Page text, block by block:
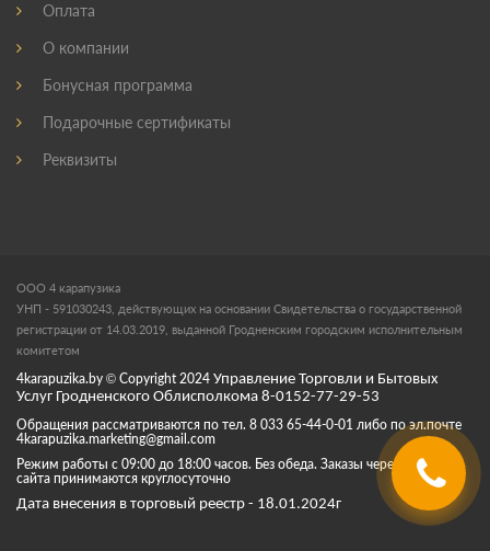
Оплата
О компании
Бонусная программа
Подарочные сертификаты
Реквизиты
ООО 4 карапузика
УНП - 591030243, действующих на основании Свидетельства о государственной
регистрации от 14.03.2019, выданной Гродненским городским исполнительным
комитетом
4karapuzika.by © Copyright 2024 Управление Торговли и Бытовых
Услуг Гродненского Облисполкома 8-0152-77-29-53
Обращения рассматриваются по тел. 8 033 65-44-0-01 либо по эл.почте
4karapuzika.marketing@gmail.com
Режим работы с 09:00 до 18:00 часов. Без обеда. Заказы через корзину
сайта принимаются круглосуточно
Дата внесения в торговый реестр - 18.01.2024г